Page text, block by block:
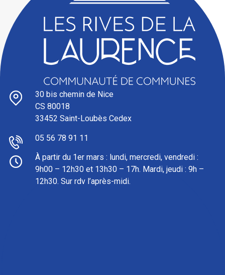
30 bis chemin de Nice
CS 80018
33452 Saint-Loubès Cedex
05 56 78 91 11
À partir du 1er mars : l undi, mercredi, vendredi :
9h00 – 12h30 et 13h30 – 17h. Mardi, jeudi : 9h –
12h30. Sur rdv l’après-midi.